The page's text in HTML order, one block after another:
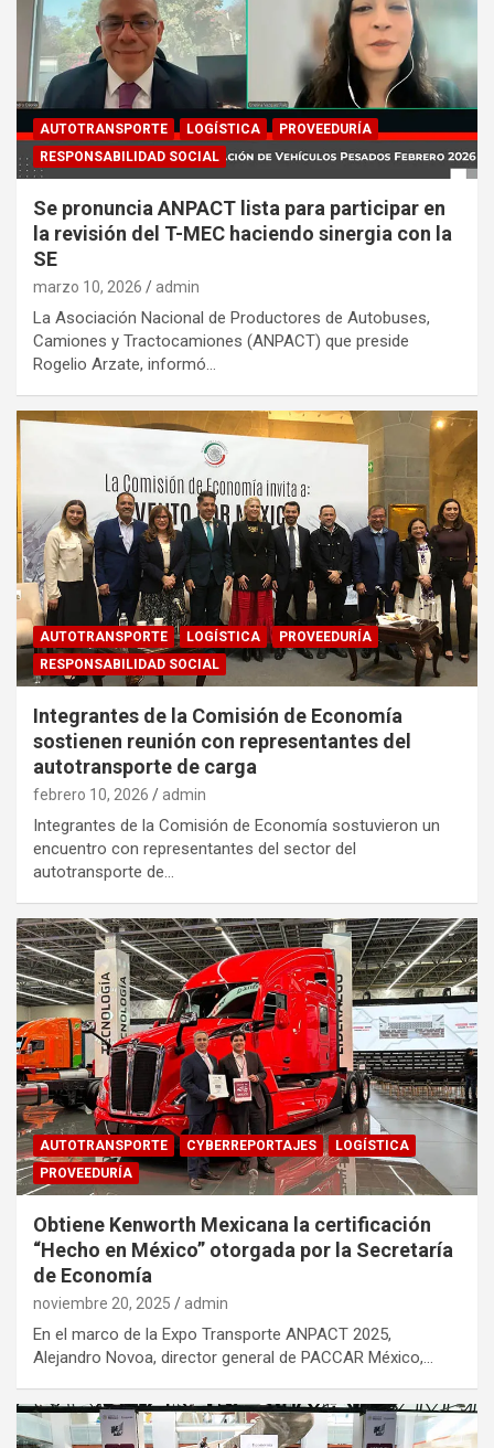
AUTOTRANSPORTE LOGÍSTICA
PROVEEDURÍA
RESPONSABILIDAD SOCIAL
Se pronuncia ANPACT lista para participar en
la revisión del T-MEC haciendo sinergia con la
SE
marzo 10, 2026 admin
La Asociación Nacional de Productores de Autobuses,
Camiones y Tractocamiones (ANPACT) que preside
Rogelio Arzate, informó…
AUTOTRANSPORTE LOGÍSTICA
PROVEEDURÍA
RESPONSABILIDAD SOCIAL
Integrantes de la Comisión de Economía
sostienen reunión con representantes del
autotransporte de carga
febrero 10, 2026 admin
Integrantes de la Comisión de Economía sostuvieron un
encuentro con representantes del sector del
autotransporte de…
AUTOTRANSPORTE CYBERREPORTAJES
LOGÍSTICA
PROVEEDURÍA
Obtiene Kenworth Mexicana la certificación
“Hecho en México” otorgada por la Secretaría
de Economía
noviembre 20, 2025 admin
En el marco de la Expo Transporte ANPACT 2025,
Alejandro Novoa, director general de PACCAR México,…